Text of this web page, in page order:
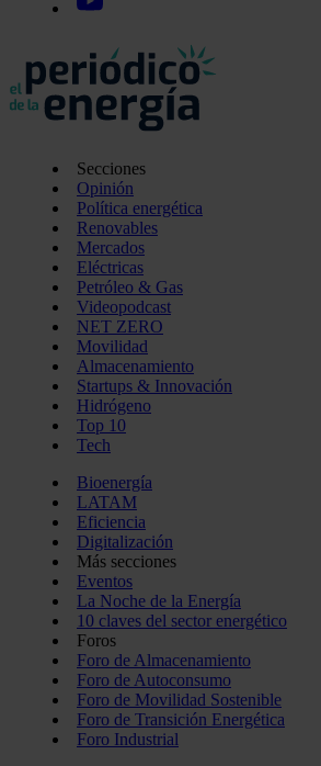
Secciones
Opinión
Política energética
Renovables
Mercados
Eléctricas
Petróleo & Gas
Videopodcast
NET ZERO
Movilidad
Almacenamiento
Startups & Innovación
Hidrógeno
Top 10
Tech
Bioenergía
LATAM
Eficiencia
Digitalización
Más secciones
Eventos
La Noche de la Energía
10 claves del sector energético
Foros
Foro de Almacenamiento
Foro de Autoconsumo
Foro de Movilidad Sostenible
Foro de Transición Energética
Foro Industrial